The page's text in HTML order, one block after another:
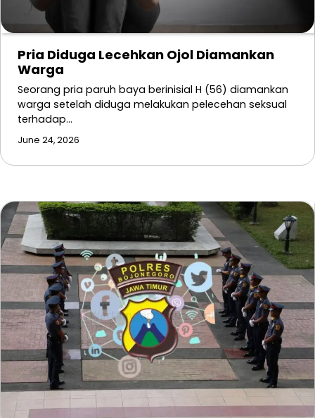
Pria Diduga Lecehkan Ojol Diamankan
Warga
Seorang pria paruh baya berinisial H (56) diamankan
warga setelah diduga melakukan pelecehan seksual
terhadap…
June 24, 2026